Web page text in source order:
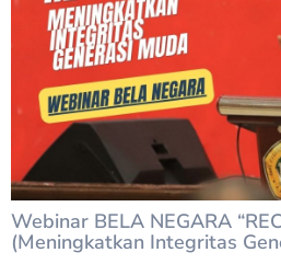
Webinar BELA NEGARA
(Meningkatkan Integritas